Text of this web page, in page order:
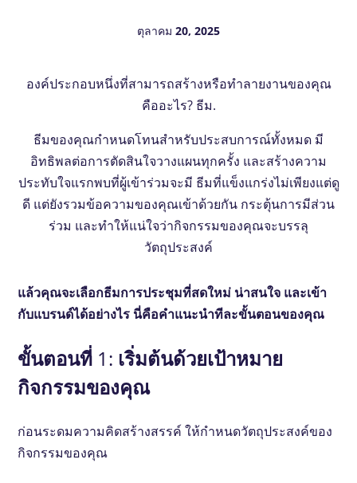
ตุลาคม 20, 2025
องค์ประกอบหนึ่งที่สามารถสร้างหรือทําลายงานของคุณ
คืออะไร? ธีม.
ธีมของคุณกําหนดโทนสําหรับประสบการณ์ทั้งหมด มี
อิทธิพลต่อการตัดสินใจวางแผนทุกครั้ง และสร้างความ
ประทับใจแรกพบที่ผู้เข้าร่วมจะมี ธีมที่แข็งแกร่งไม่เพียงแต่ดู
ดี แต่ยังรวมข้อความของคุณเข้าด้วยกัน กระตุ้นการมีส่วน
ร่วม และทําให้แน่ใจว่ากิจกรรมของคุณจะบรรลุ
วัตถุประสงค์
แล้วคุณจะเลือกธีมการประชุมที่สดใหม่ น่าสนใจ และเข้า
กับแบรนด์ได้อย่างไร นี่คือคําแนะนําทีละขั้นตอนของคุณ
ขั้นตอนที่ 1: เริ่มต้นด้วยเป้าหมาย
กิจกรรมของคุณ
ก่อนระดมความคิดสร้างสรรค์ ให้กําหนดวัตถุประสงค์ของ
กิจกรรมของคุณ